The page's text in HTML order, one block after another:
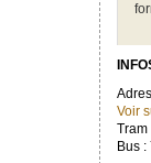
Voir
Tram
Bus :